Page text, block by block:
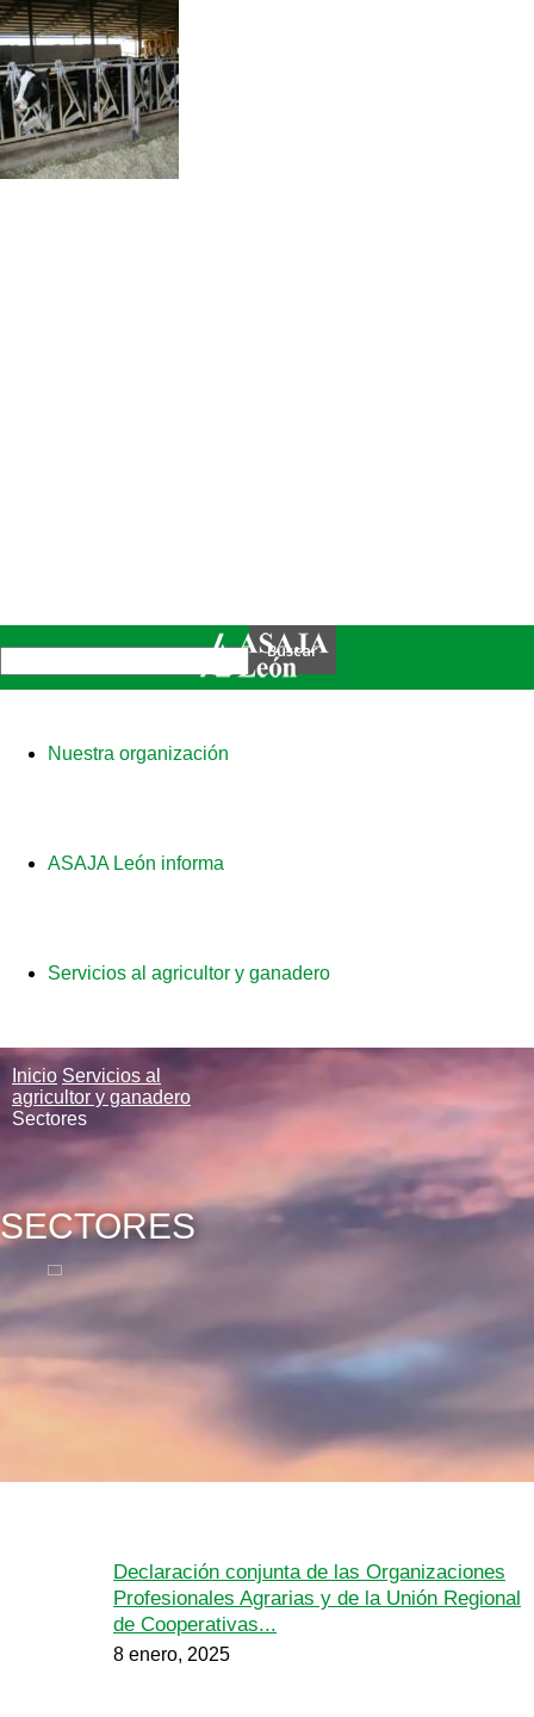
Nuestra organización
ASAJA León informa
Servicios al agricultor y ganadero
Inicio Servicios al
agricultor y ganadero
Sectores
SECTORES
Declaración conjunta de las Organizaciones
Profesionales Agrarias y de la Unión Regional
de Cooperativas...
8 enero, 2025